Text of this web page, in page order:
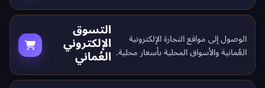
التسوق
الإلكتروني
العُماني
الوصول إلى مواقع التجارة الإلكترونية
العُمانية والأسواق المحلية بأسعار محلية.